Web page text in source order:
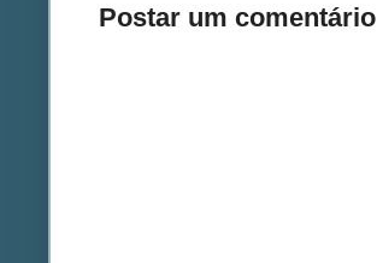
Postar um comentário